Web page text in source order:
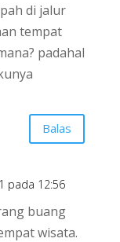
di jalur
tempat
padahal
Balas
pada 12:56
buang
wisata.